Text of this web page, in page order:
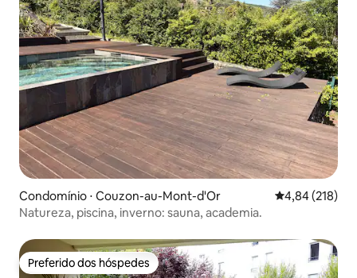
Condomínio ⋅ Couzon-au-Mont-d'Or 4,84 de uma
4,84 (218)
Natureza, piscina, inverno: sauna, academia.
Preferido dos hóspedes
Preferido dos hóspedes